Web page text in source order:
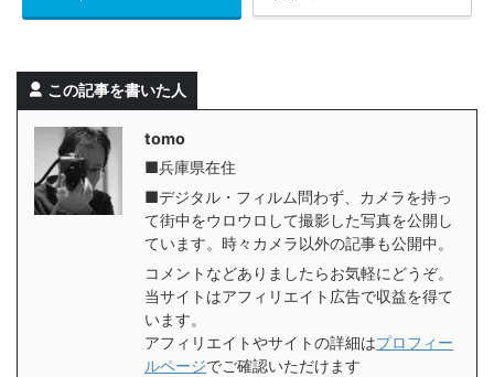
この記事を書いた人
tomo
■兵庫県在住
■デジタル・フィルム問わず、カメラを持っ
て街中をウロウロして撮影した写真を公開し
ています。時々カメラ以外の記事も公開中。
コメントなどありましたらお気軽にどうぞ。
当サイトはアフィリエイト広告で収益を得て
います。
アフィリエイトやサイトの詳細はプロフィー
ルページでご確認いただけます